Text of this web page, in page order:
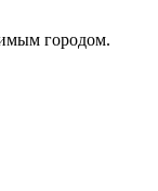
городом.